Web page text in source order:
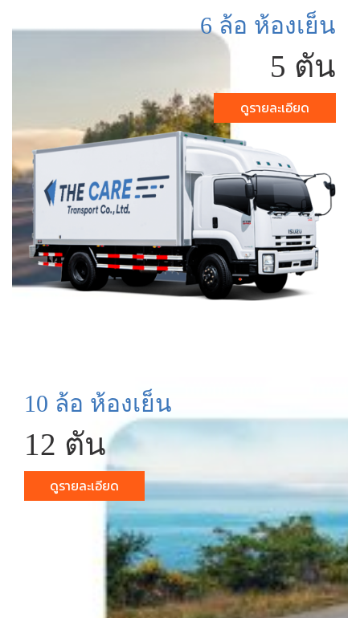
6 ล้อ ห้องเย็น
5 ตัน
ดูรายละเอียด
10 ล้อ ห้องเย็น
12 ตัน
ดูรายละเอียด